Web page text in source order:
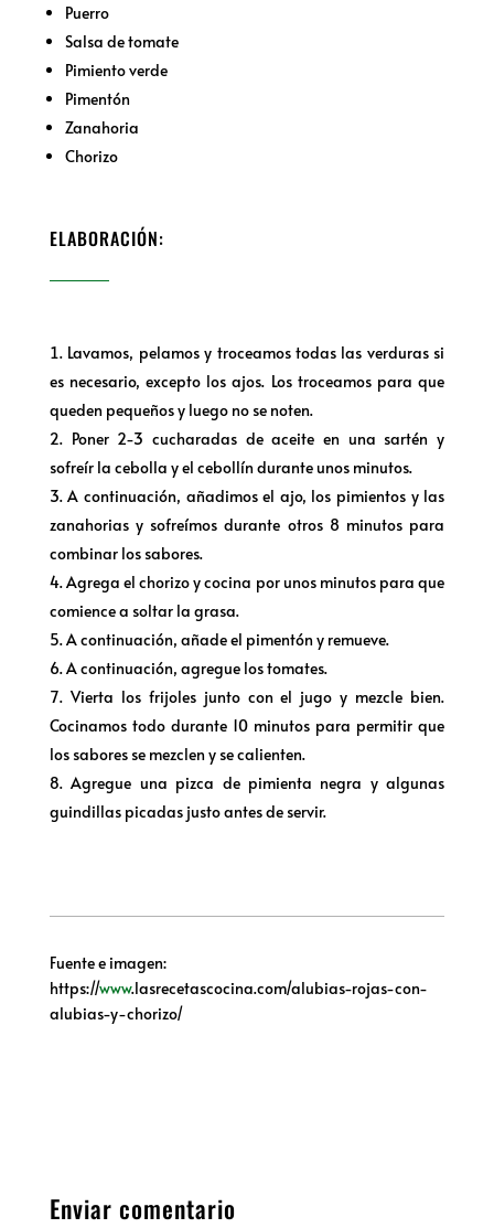
Puerro
Salsa de tomate
Pimiento verde
Pimentón
Zanahoria
Chorizo
ELABORACIÓN:
Lavamos, pelamos y troceamos todas las verduras si
es necesario, excepto los ajos. Los troceamos para que
queden pequeños y luego no se noten.
Poner 2-3 cucharadas de aceite en una sartén y
sofreír la cebolla y el cebollín durante unos minutos.
A continuación, añadimos el ajo, los pimientos y las
zanahorias y sofreímos durante otros 8 minutos para
combinar los sabores.
Agrega el chorizo y cocina por unos minutos para que
comience a soltar la grasa.
A continuación, añade el pimentón y remueve.
A continuación, agregue los tomates.
Vierta los frijoles junto con el jugo y mezcle bien.
Cocinamos todo durante 10 minutos para permitir que
los sabores se mezclen y se calienten.
Agregue una pizca de pimienta negra y algunas
guindillas picadas justo antes de servir.
Fuente e imagen:
https://www.lasrecetascocina.com/alubias-rojas-con-
alubias-y-chorizo/
Enviar comentario